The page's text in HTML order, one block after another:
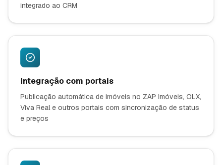
integrado ao CRM
Integração com portais
Publicação automática de imóveis no ZAP Imóveis, OLX,
Viva Real e outros portais com sincronização de status
e preços